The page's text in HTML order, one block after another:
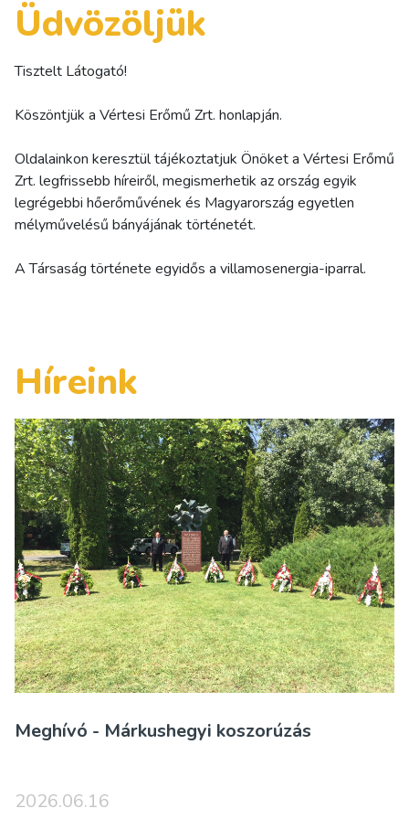
Üdvözöljük
Tisztelt Látogató!
Köszöntjük a Vértesi Erőmű Zrt. honlapján.
Oldalainkon keresztül tájékoztatjuk Önöket a Vértesi Erőmű
Zrt. legfrissebb híreiről, megismerhetik az ország egyik
legrégebbi hőerőművének és Magyarország egyetlen
mélyművelésű bányájának történetét.
A Társaság története egyidős a villamosenergia-iparral.
Híreink
Meghívó - Márkushegyi koszorúzás
2026.06.16